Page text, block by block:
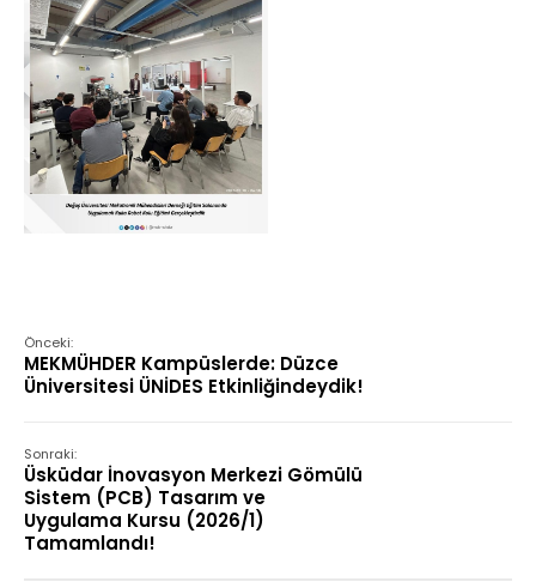
Önceki:
MEKMÜHDER Kampüslerde: Düzce
Üniversitesi ÜNİDES Etkinliğindeydik!
Sonraki:
Üsküdar İnovasyon Merkezi Gömülü
Sistem (PCB) Tasarım ve
Uygulama Kursu (2026/1)
Tamamlandı!